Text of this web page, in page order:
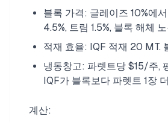
블록 가격: 글레이즈 10%에
4.5%, 트림 1.5%, 블록 해체
적재 효율: IQF 적재 20 MT.
냉동창고: 파렛트당 $15/주,
IQF가 블록보다 파렛트 1장
계산: